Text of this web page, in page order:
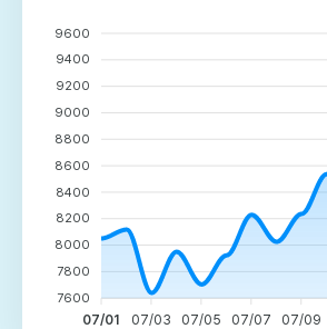
9600
9400
9200
9000
8800
8600
8400
8200
8000
7800
7600
07/01 07/03 07/05 07/07 07/09